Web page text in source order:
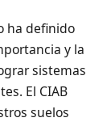
ha definido
y la
sistemas
El CIAB
suelos